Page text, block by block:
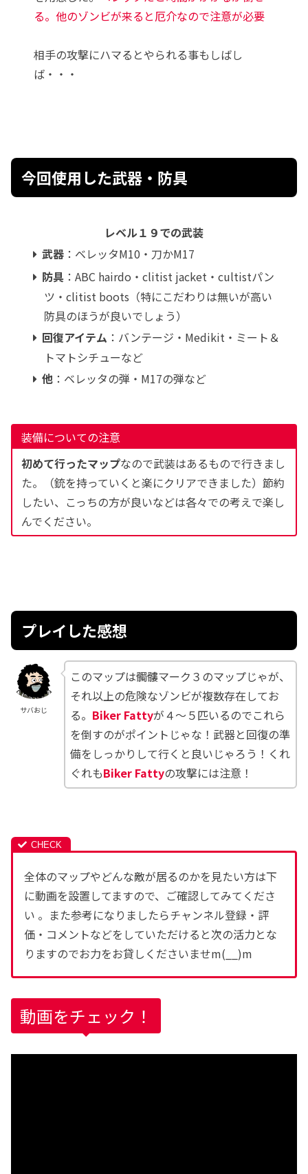
る。他のゾンビが来ると厄介なので注意が必要
相手の攻撃にハマるとやられる事もしばし
ば・・・
今回使用した武器・防具
レベル１９での武装
武器：ベレッタM10・刀かM17
防具：ABC hairdo・clitist jacket・cultistパン
ツ・clitist boots（特にこだわりは無いが高い
防具のほうが良いでしょう）
回復アイテム ：バンテージ・Medikit・ミート＆
トマトシチューなど
他：ベレッタの弾・M17の弾など
装備についての注意
初めて行ったマップなので武装はあるもので行きまし
た。（銃を持っていくと楽にクリアできました）節約
したい、こっちの方が良いなどは各々での考えで楽し
んでください。
プレイした感想
サバおじ
このマップは髑髏マーク３のマップじゃが、
それ以上の危険なゾンビが複数存在してお
る。 Biker Fattyが４～５匹いるのでこれら
を倒すのがポイントじゃな！武器と回復の準
備をしっかりして行くと良いじゃろう！くれ
ぐれもBiker Fattyの攻撃には注意！
全体のマップやどんな敵が居るのかを見たい方は下
に動画を設置してますので、ご確認してみてくださ
い 。また参考になりましたらチャンネル登録・評
価・コメントなどをしていただけると次の活力とな
りますのでお力をお貸しくださいませm(__)m
動画をチェック！